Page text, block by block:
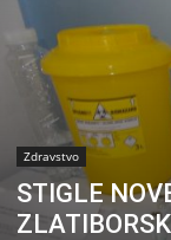
Zdravstvo
STIGLE